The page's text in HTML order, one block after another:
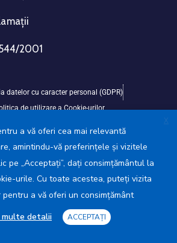
2001
datelor cu caracter personal (GDPR)
de utilizare a Cookie-urilor
Avansis Mobile
X
a vă oferi cea mai relevantă
amintindu-vă preferințele și vizitele
pe „Acceptați”, dați consimțământul la
urile. Cu toate acestea, puteți vizita
a vă oferi un consimțământ
multe detalii ACCEPTAȚI